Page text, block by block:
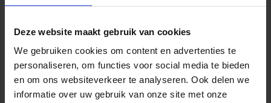
Deze website maakt gebruik van cookies
We gebruiken cookies om content en advertenties te
personaliseren, om functies voor social media te bieden
en om ons websiteverkeer te analyseren. Ook delen we
informatie over uw gebruik van onze site met onze
Opleiding Adviseur zorg en veiligheid